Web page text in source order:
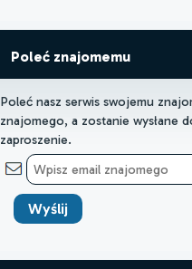
Poleć znajomemu
Poleć nasz serwis swojemu
znajomego, a zostanie wysłane
zaproszenie.